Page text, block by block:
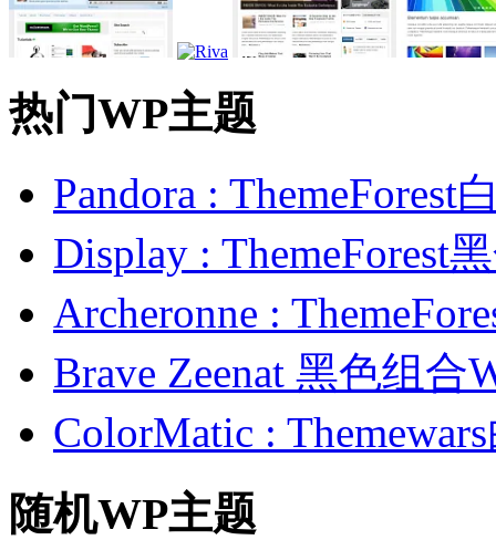
热门WP主题
Pandora : ThemeForest
Display : ThemeForest
Archeronne :
Brave Zeenat 黑色组合
ColorMatic :
随机WP主题